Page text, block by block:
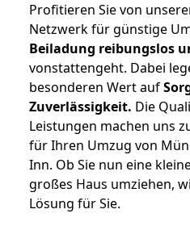
Profitieren Sie von
Netzwerk für günstige
Beiladung reibungslos
vonstattengeht. Dabei
besonderen Wert auf
Zuverlässigkeit. Die
Leistungen machen uns
für Ihren Umzug von
Inn. Ob Sie nun eine
großes Haus umziehen,
Lösung für Sie.